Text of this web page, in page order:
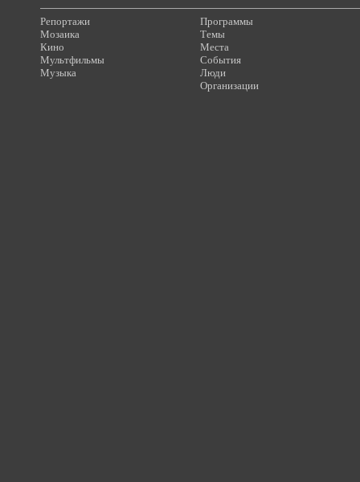
Репортажи
Мозаика
Кино
Мультфильмы
Музыка
Программы
Темы
Места
События
Люди
Организации